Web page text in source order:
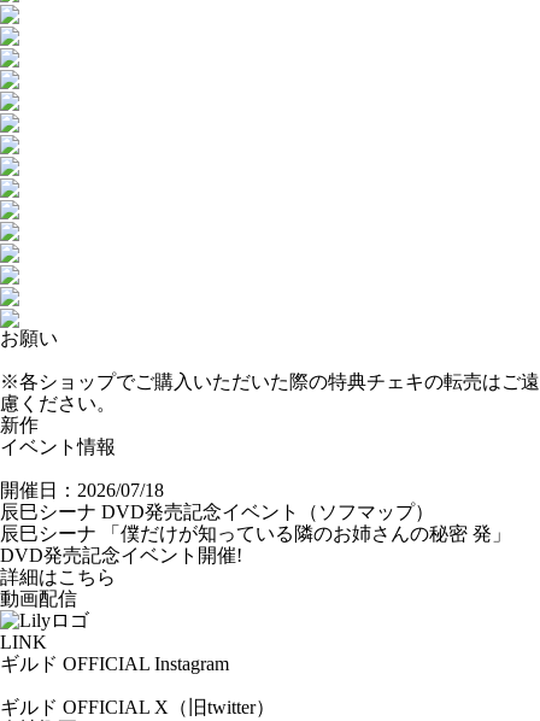
お願い
※各ショップでご購入いただいた際の特典チェキの転売はご遠
慮ください。
新作
イベント情報
開催日：2026/07/18
辰巳シーナ DVD発売記念イベント（ソフマップ）
辰巳シーナ
「僕だけが知っている隣のお姉さんの秘密 発」
DVD発売記念イベント開催!
詳細はこちら
動画配信
LINK
ギルド OFFICIAL Instagram
ギルド OFFICIAL X（旧twitter）